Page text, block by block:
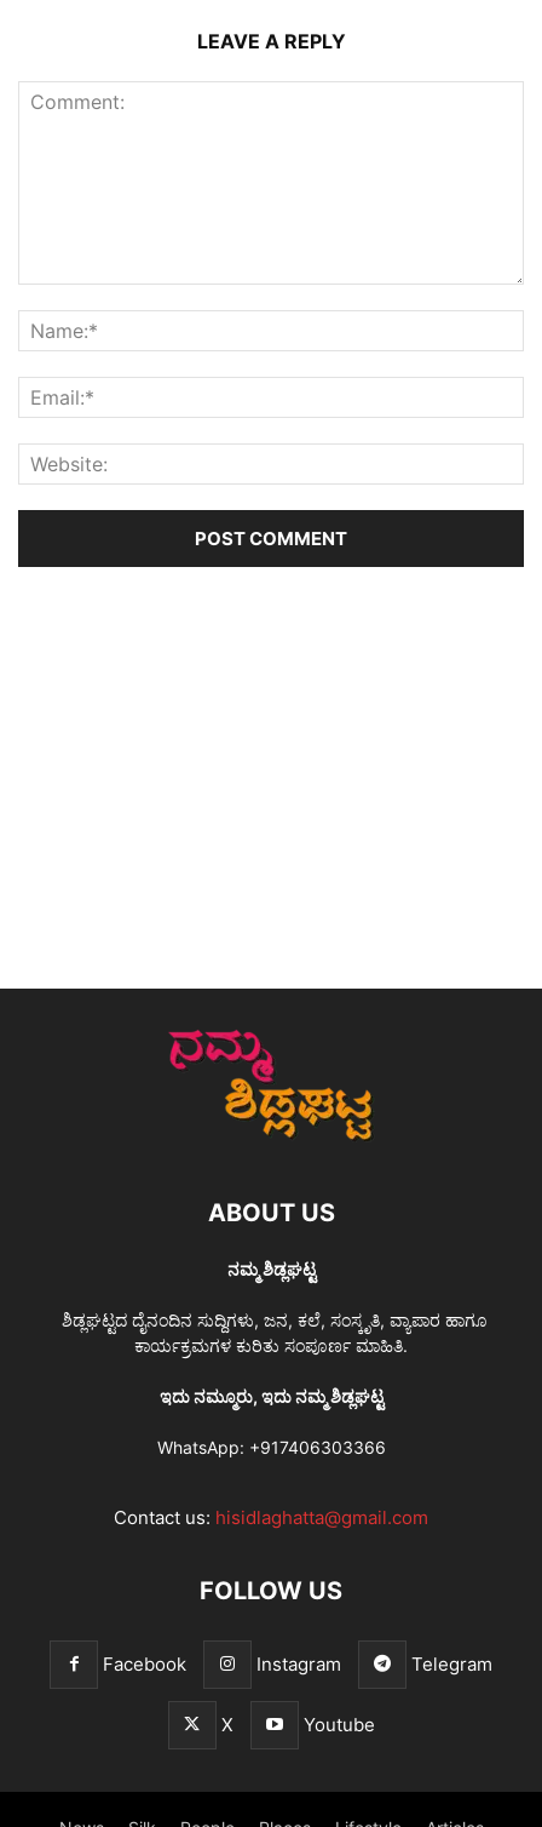
LEAVE A REPLY
ABOUT US
ನಮ್ಮ ಶಿಡ್ಲಘಟ್ಟ
ಶಿಡ್ಲಘಟ್ಟದ ದೈನಂದಿನ ಸುದ್ದಿಗಳು, ಜನ, ಕಲೆ, ಸಂಸ್ಕೃತಿ, ವ್ಯಾಪಾರ ಹಾಗೂ
ಕಾರ್ಯಕ್ರಮಗಳ ಕುರಿತು ಸಂಪೂರ್ಣ ಮಾಹಿತಿ.
ಇದು ನಮ್ಮೂರು, ಇದು ನಮ್ಮ ಶಿಡ್ಲಘಟ್ಟ
WhatsApp: +917406303366
Contact us: hisidlaghatta@gmail.com
FOLLOW US
Facebook Instagram Telegram
X Youtube